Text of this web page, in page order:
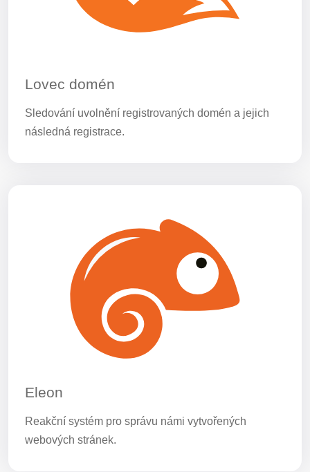
Lovec domén
Sledování uvolnění registrovaných domén a jejich
následná registrace.
Eleon
Reakční systém pro správu námi vytvořených
webových stránek.